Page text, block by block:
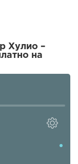
Хулио –
на